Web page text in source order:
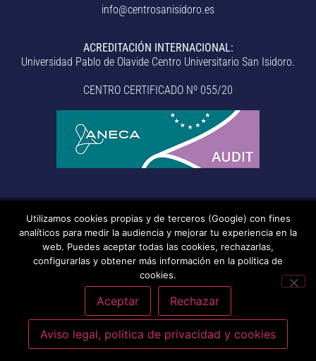
info@centrosanisidoro.es
ACREDITACIÓN INTERNACIONAL:
Universidad Pablo de Olavide Centro Universitario San Isidoro.
CENTRO CERTIFICADO Nº 055/20
© Centro Universitario San Isidoro (Sevilla), adscrito a la
Universidad Pablo de Olavide de Sevilla.– Aviso legal, política de
privacidad, uso de cookies, medidas de seguridad, código de
– Sistema interno de información –
Última
actualización: 20/07/2026
Utilizamos cookies propias y de terceros (Google) con fines
analíticos para medir la audiencia y mejorar tu experiencia en la
web. Puedes aceptar todas las cookies, rechazarlas,
configurarlas y obtener más información en la política de
cookies.
Aceptar Rechazar
Aviso legal, política de privacidad y cookies